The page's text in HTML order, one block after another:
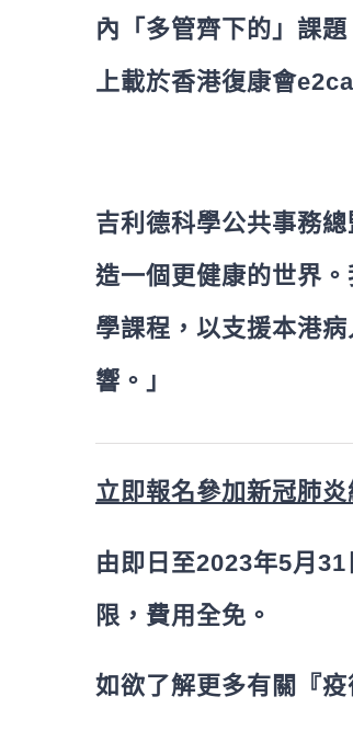
內「多管齊下的」課
上載於香港復康會
吉利德科學公共事務
造一個更健康的世界
學課程，以支援本港
響。」
立即報名參加新冠肺
由即日至2023年5月
限，費用全免。
如欲了解更多有關『